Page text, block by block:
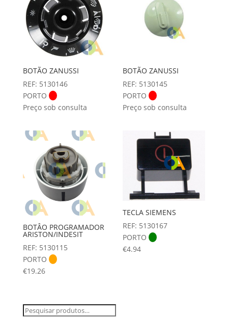
BOTÃO ZANUSSI
REF: 5130146
PORTO
Preço sob consulta
BOTÃO ZANUSSI
REF: 5130145
PORTO
Preço sob consulta
BOTÂO PROGRAMADOR
ARISTON/INDESIT
REF: 5130115
PORTO
€19.26
TECLA SIEMENS
REF: 5130167
PORTO
€4.94